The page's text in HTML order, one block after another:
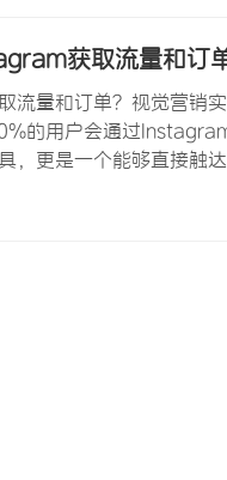
获取流量和订
流量和订单？视觉营销
的用户会通过
更是一个能够直接触